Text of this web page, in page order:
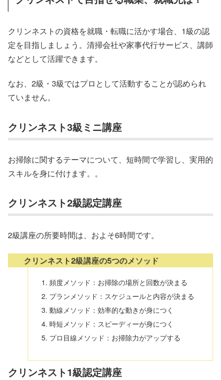
クリンネストの資格を就職・転職に活かす場合、1級の認
定を目指しましょう。清掃会社や家事代行サービス、講師
などとして活躍できます。
なお、2級・3級ではプロとして活動することが認められ
ていません。
クリンネスト3級ミニ講座
お掃除に関するテーマについて、短時間で学習し、実用的
スキルを身に付けます。。
クリンネスト2級認定講座
2級講座の所要時間は、およそ6時間です。
クリンネスト2級講座の5つのメソッド
頻度メソッド：お掃除の場所と回数が決まる
プランメソッド：スケジュールと内容が決まる
動線メソッド：効率的な動きが身につく
時短メソッド：スピーディーが身につく
プロ目線メソッド：お掃除力がアップする
クリンネスト1級認定講座